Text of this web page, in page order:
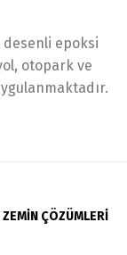
desenli epoksi
otopark ve
ÇÖZÜMLERI